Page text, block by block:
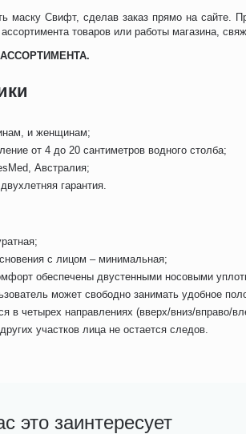
маску Свифт, сделав заказ прямо на сайте.
ассортимента товаров или работы магазина,
и женщинам;
от 4 до 20 сантиметров водного столба;
Австралия;
гарантия.
с лицом – минимальная;
обеспечены двустенными носовыми
может свободно занимать удобное
в четырех направлениях (вверх/вниз/вправо/
участков лица не остается следов.
это заинтересует